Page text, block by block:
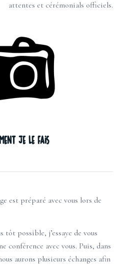
attentes et cérémonials officiels.
je le fais
est préparé avec vous lors de
possible, j’essaye de vous
conférence avec vous. Puis, dans
aurons plusieurs échanges afin